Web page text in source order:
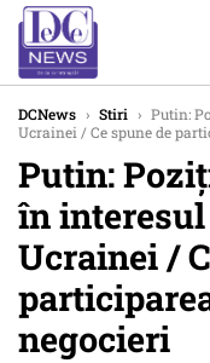
DCNews › Stiri › Putin:
Ucrainei / Ce spune de
Putin:
în
Ucrainei /
negocieri